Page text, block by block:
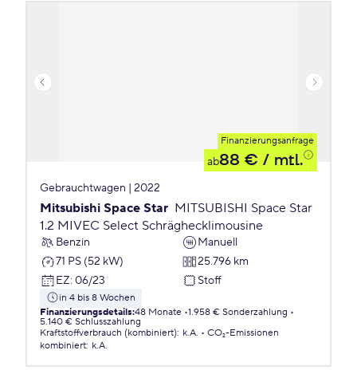
Finanzierungsanfrage
ab88 € / mtl.
Gebrauchtwagen | 2022
Mitsubishi Space Star MITSUBISHI Space Star
1.2 MIVEC Select Schräghecklimousine
Benzin
Manuell
71 PS (52 kW)
25.796 km
EZ: 06/23 Stoff
in 4 bis 8 Wochen
Finanzierungsdetails:48 Monate 1.958 € Sonderzahlung
5.140 € Schlusszahlung
Kraftstoffverbrauch (kombiniert): k.A.
CO₂-Emissionen
kombiniert: k.A.